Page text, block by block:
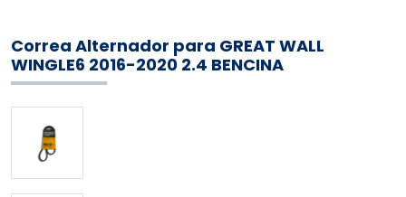
Correa Alternador para GREAT WALL
WINGLE6 2016-2020 2.4 BENCINA